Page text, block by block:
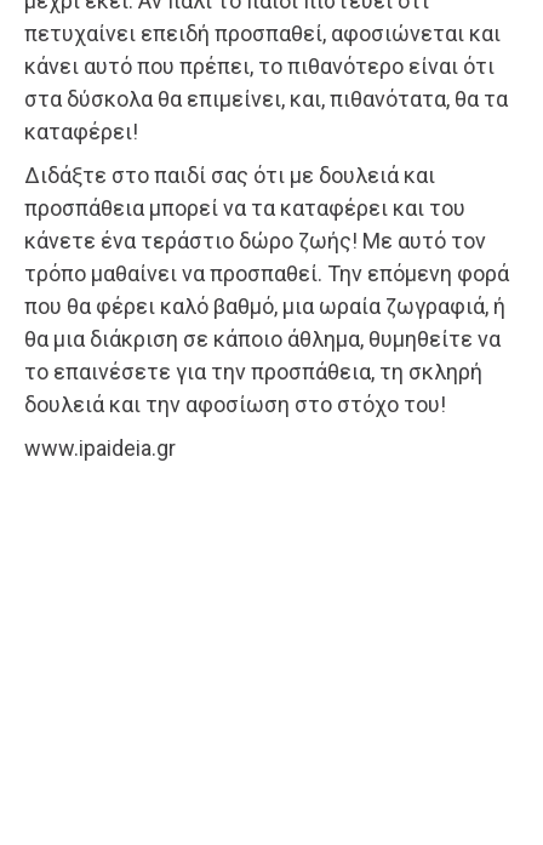
πετυχαίνει επειδή προσπαθεί, αφοσιώνεται και
κάνει αυτό που πρέπει, το πιθανότερο είναι ότι
στα δύσκολα θα επιμείνει, και, πιθανότατα, θα τα
καταφέρει!
Διδάξτε στο παιδί σας ότι με δουλειά και
προσπάθεια μπορεί να τα καταφέρει και του
κάνετε ένα τεράστιο δώρο ζωής! Με αυτό τον
τρόπο μαθαίνει να προσπαθεί. Την επόμενη φορά
που θα φέρει καλό βαθμό, μια ωραία ζωγραφιά, ή
θα μια διάκριση σε κάποιο άθλημα, θυμηθείτε να
το επαινέσετε για την προσπάθεια, τη σκληρή
δουλειά και την αφοσίωση στο στόχο του!
www.ipaideia.gr